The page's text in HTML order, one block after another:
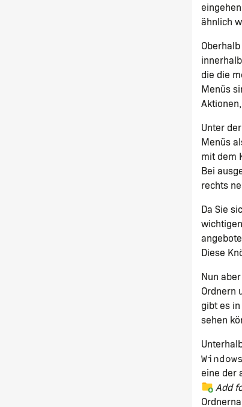
ähnlich
die die
Menüs
Unter
Menüs
mit dem
Bei
rechts
Da Sie
Diese
Nun
Ordnern
gibt es
sehen
Windows
eine der
Add